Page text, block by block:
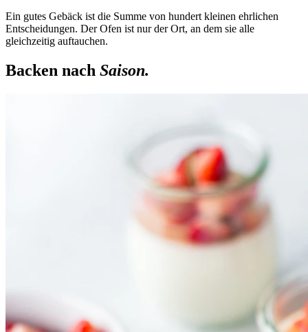
Ein gutes Gebäck ist die Summe von hundert kleinen ehrlichen
Entscheidungen. Der Ofen ist nur der Ort, an dem sie alle
gleichzeitig auftauchen.
Backen nach Saison.